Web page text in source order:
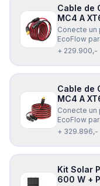
modelos
Cable de
MC4 A
Conecte un
EcoFlow
confiable
de carga
modelos
+ 229.900,-
Cable de
MC4 A
Conecte un
EcoFlow
confiable
de carga
modelos
+ 329.896,-
Kit Solar
600 W +